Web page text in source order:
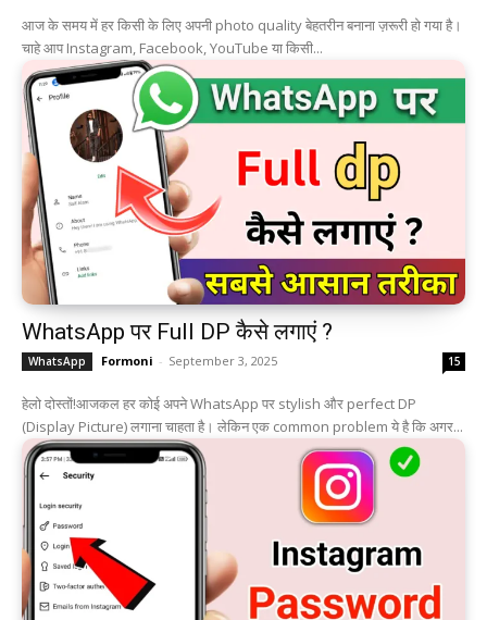
आज के समय में हर किसी के लिए अपनी photo quality बेहतरीन बनाना ज़रूरी हो गया है।
चाहे आप Instagram, Facebook, YouTube या किसी...
WhatsApp पर Full DP कैसे लगाएं ?
WhatsApp Formoni - September 3, 2025 15
हेलो दोस्तों!आजकल हर कोई अपने WhatsApp पर stylish और perfect DP
(Display Picture) लगाना चाहता है। लेकिन एक common problem ये है कि अगर...